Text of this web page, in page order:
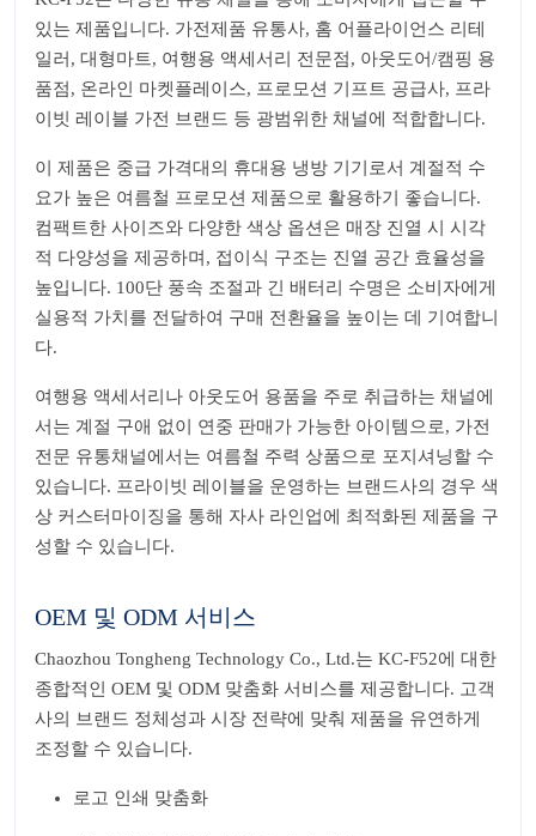
있는 제품입니다. 가전제품 유통사, 홈 어플라이언스 리테
일러, 대형마트, 여행용 액세서리 전문점, 아웃도어/캠핑 용
품점, 온라인 마켓플레이스, 프로모션 기프트 공급사, 프라
이빗 레이블 가전 브랜드 등 광범위한 채널에 적합합니다.
이 제품은 중급 가격대의 휴대용 냉방 기기로서 계절적 수
요가 높은 여름철 프로모션 제품으로 활용하기 좋습니다.
컴팩트한 사이즈와 다양한 색상 옵션은 매장 진열 시 시각
적 다양성을 제공하며, 접이식 구조는 진열 공간 효율성을
높입니다. 100단 풍속 조절과 긴 배터리 수명은 소비자에게
실용적 가치를 전달하여 구매 전환율을 높이는 데 기여합니
다.
여행용 액세서리나 아웃도어 용품을 주로 취급하는 채널에
서는 계절 구애 없이 연중 판매가 가능한 아이템으로, 가전
전문 유통채널에서는 여름철 주력 상품으로 포지셔닝할 수
있습니다. 프라이빗 레이블을 운영하는 브랜드사의 경우 색
상 커스터마이징을 통해 자사 라인업에 최적화된 제품을 구
성할 수 있습니다.
OEM 및 ODM 서비스
Chaozhou Tongheng Technology Co., Ltd.는 KC-F52에 대한
종합적인 OEM 및 ODM 맞춤화 서비스를 제공합니다. 고객
사의 브랜드 정체성과 시장 전략에 맞춰 제품을 유연하게
조정할 수 있습니다.
로고 인쇄 맞춤화